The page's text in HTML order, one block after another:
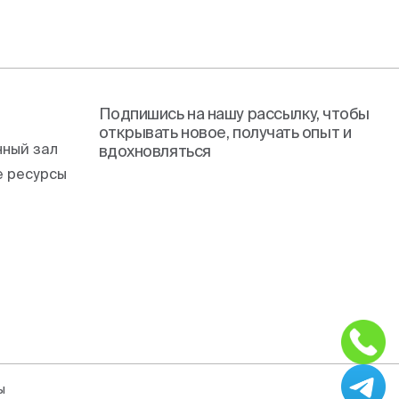
зал
ресурсы
Подпишись на нашу рассылку, чтобы
открывать новое, получать опыт и
вдохновляться